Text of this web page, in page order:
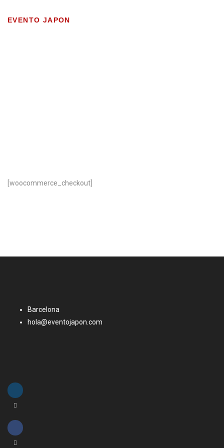
EVENTO JAPON
[woocommerce_checkout]
Barcelona
hola@eventojapon.com